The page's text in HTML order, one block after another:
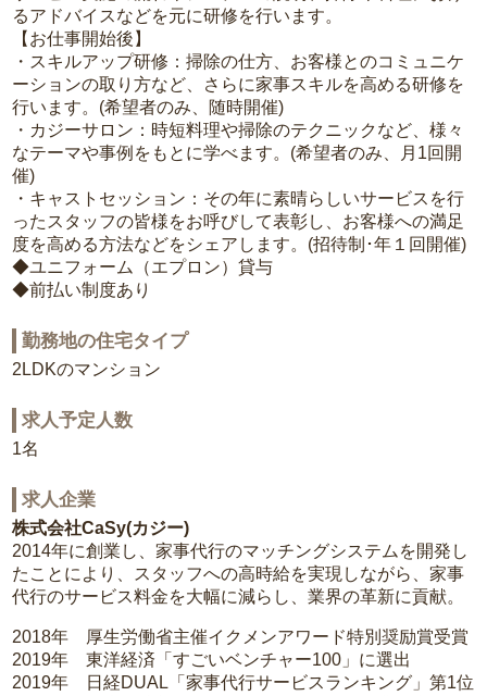
るアドバイスなどを元に研修を行います。
【お仕事開始後】
・スキルアップ研修：掃除の仕方、お客様とのコミュニケ
ーションの取り方など、さらに家事スキルを高める研修を
行います。(希望者のみ、随時開催)
・カジーサロン：時短料理や掃除のテクニックなど、様々
なテーマや事例をもとに学べます。(希望者のみ、月1回開
催)
・キャストセッション：その年に素晴らしいサービスを行
ったスタッフの皆様をお呼びして表彰し、お客様への満足
度を高める方法などをシェアします。(招待制･年１回開催)
◆ユニフォーム（エプロン）貸与
◆前払い制度あり
勤務地の住宅タイプ
2LDKのマンション
求人予定人数
1名
求人企業
株式会社CaSy(カジー)
2014年に創業し、家事代行のマッチングシステムを開発し
たことにより、スタッフへの高時給を実現しながら、家事
代行のサービス料金を大幅に減らし、業界の革新に貢献。
2018年 厚生労働省主催イクメンアワード特別奨励賞受賞
2019年 東洋経済「すごいベンチャー100」に選出
2019年 日経DUAL「家事代行サービスランキング」第1位